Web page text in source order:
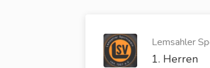
Lemsahler
1. Herren